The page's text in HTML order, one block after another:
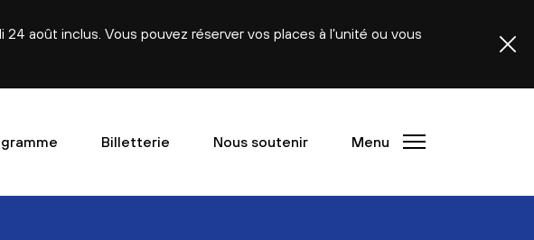
août inclus. Vous pouvez réserver vos places à l’unité ou vous
Billetterie Nous soutenir Menu